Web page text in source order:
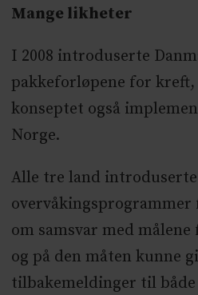
Mange likheter
I 2008 introduserte
pakkeforløpene for
konseptet også
Norge.
Alle tre land introduserte
overvåkingsprogrammer
om samsvar med
og på den måten kunne
tilbakemeldinger til